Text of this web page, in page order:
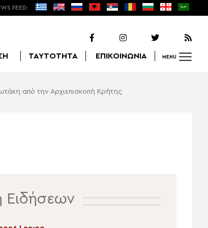
FEED:
ΤΑΥΤΟΤΗΤΑ ΕΠΙΚΟΙΝΩΝΙΑ MENU
Αναζήτηση
από την Αρχιεπισκοπή Κρήτης
Ειδήσεων